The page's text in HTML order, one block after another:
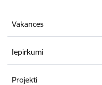
Vakances
Iepirkumi
Projekti